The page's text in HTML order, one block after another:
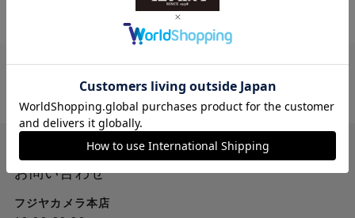
ご注文合計２万円（税込）以上 から 送料無料
お問い合わせ
フジヤカメラ本店